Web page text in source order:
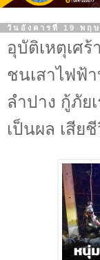
วันอังคารที่ 19 พฤ
อุบัติเหตุเศ
ชนเสาไฟฟ้
ลำปาง กู้ภัย
เป็นผล เสีย